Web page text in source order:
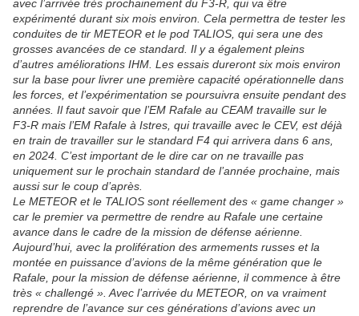
avec l’arrivée très prochainement du F3-R, qui va être
expérimenté durant six mois environ. Cela permettra de tester les
conduites de tir METEOR et le pod TALIOS, qui sera une des
grosses avancées de ce standard. Il y a également pleins
d’autres améliorations IHM. Les essais dureront six mois environ
sur la base pour livrer une première capacité opérationnelle dans
les forces, et l’expérimentation se poursuivra ensuite pendant des
années. Il faut savoir que l’EM Rafale au CEAM travaille sur le
F3-R mais l’EM Rafale à Istres, qui travaille avec le CEV, est déjà
en train de travailler sur le standard F4 qui arrivera dans 6 ans,
en 2024. C’est important de le dire car on ne travaille pas
uniquement sur le prochain standard de l’année prochaine, mais
aussi sur le coup d’après.
Le METEOR et le TALIOS sont réellement des « game changer »
car le premier va permettre de rendre au Rafale une certaine
avance dans le cadre de la mission de défense aérienne.
Aujourd’hui, avec la prolifération des armements russes et la
montée en puissance d’avions de la même génération que le
Rafale, pour la mission de défense aérienne, il commence à être
très « challengé ». Avec l’arrivée du METEOR, on va vraiment
reprendre de l’avance sur ces générations d’avions avec un